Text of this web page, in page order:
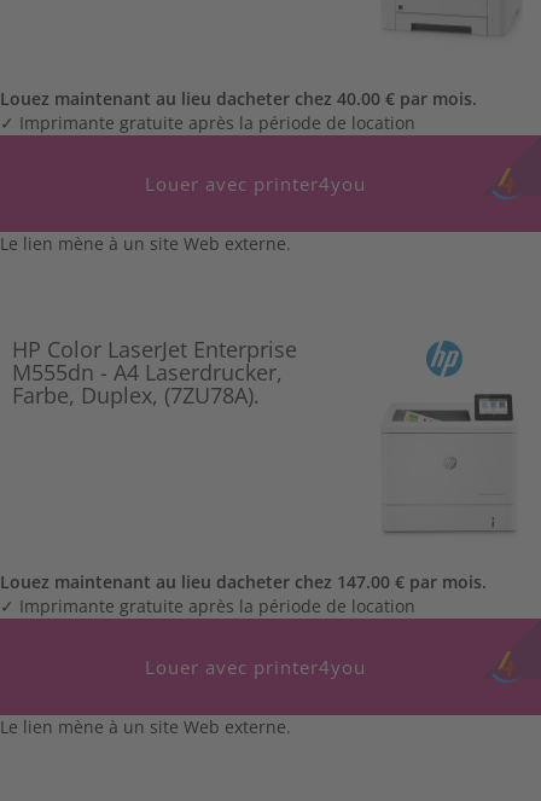
Louez maintenant au lieu dacheter chez 40.00 € par mois.
✓ Imprimante gratuite après la période de location
Louer avec printer4you
Le lien mène à un site Web externe.
HP Color LaserJet Enterprise
M555dn - A4 Laserdrucker,
Farbe, Duplex, (7ZU78A).
Louez maintenant au lieu dacheter chez 147.00 € par mois.
✓ Imprimante gratuite après la période de location
Louer avec printer4you
Le lien mène à un site Web externe.